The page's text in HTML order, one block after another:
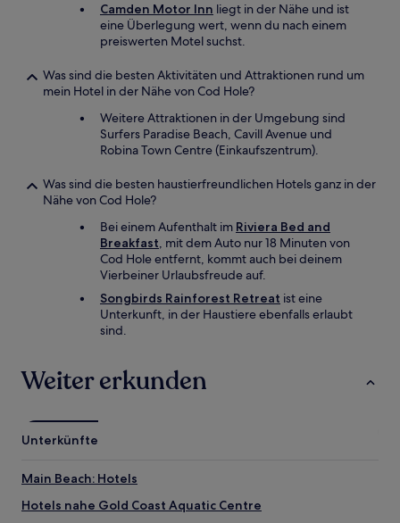
Camden Motor Inn liegt in der Nähe und ist
eine Überlegung wert, wenn du nach einem
preiswerten Motel suchst.
Was sind die besten Aktivitäten und Attraktionen rund um
mein Hotel in der Nähe von Cod Hole?
Weitere Attraktionen in der Umgebung sind
Surfers Paradise Beach, Cavill Avenue und
Robina Town Centre (Einkaufszentrum).
Was sind die besten haustierfreundlichen Hotels ganz in der
Nähe von Cod Hole?
Bei einem Aufenthalt im Riviera Bed and
Breakfast, mit dem Auto nur 18 Minuten von
Cod Hole entfernt, kommt auch bei deinem
Vierbeiner Urlaubsfreude auf.
Songbirds Rainforest Retreat ist eine
Unterkunft, in der Haustiere ebenfalls erlaubt
sind.
Weiter erkunden
Unterkünfte
Main Beach: Hotels
Hotels nahe Gold Coast Aquatic Centre